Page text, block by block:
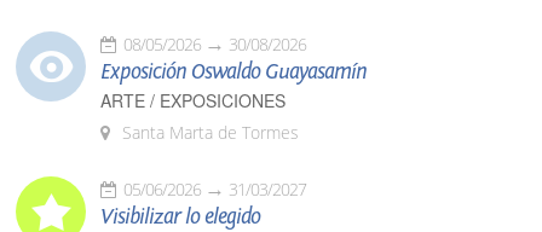
08/05/2026 30/08/2026
Exposición Oswaldo Guayasamín
ARTE / EXPOSICIONES
Santa Marta de Tormes
05/06/2026 31/03/2027
Visibilizar lo elegido